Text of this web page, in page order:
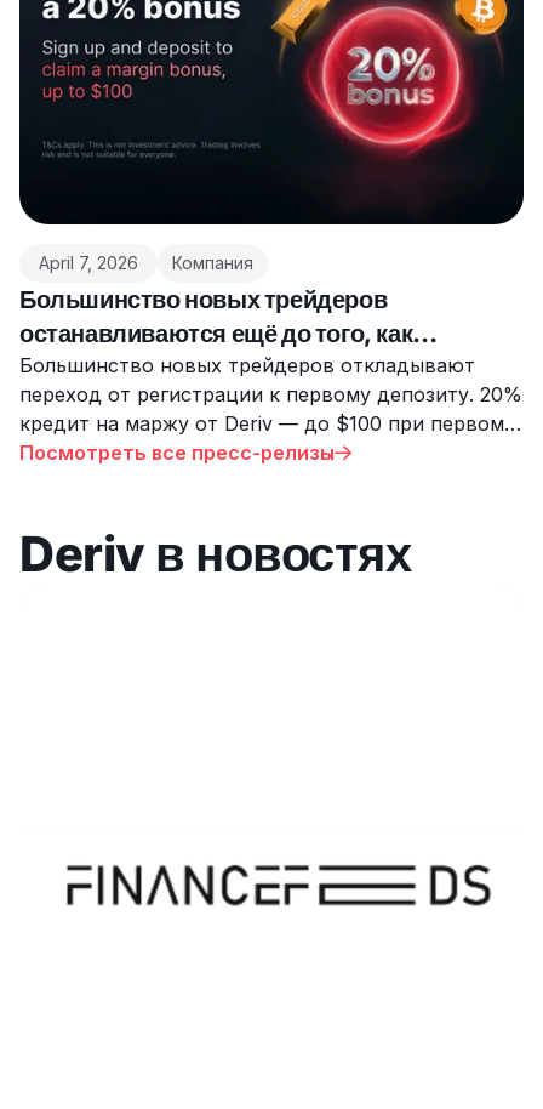
April 7, 2026 Компания
Большинство новых трейдеров
останавливаются ещё до того, как
совершат первую сделку. Deriv пытается
это исправить.
Большинство новых трейдеров откладывают
переход от регистрации к первому депозиту. 20%
кредит на маржу от Deriv — до $100 при первом
переводе на MT5 — разработан именно для
Посмотреть все пресс-релизы
Deriv в новостях